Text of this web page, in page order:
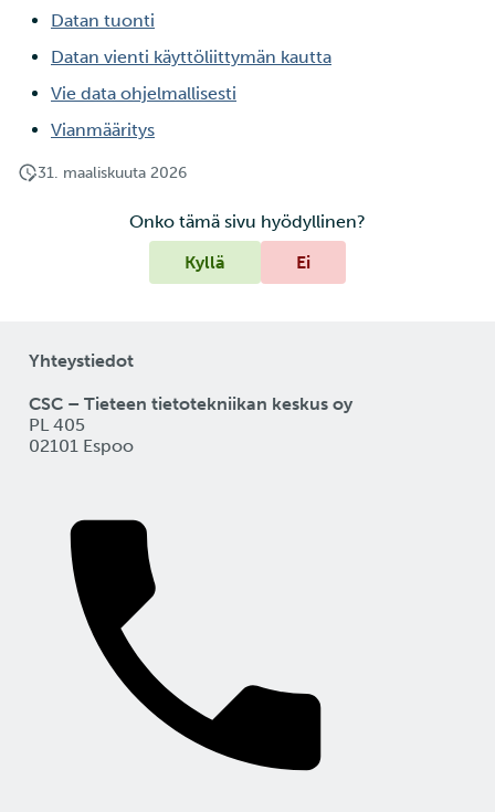
Datan tuonti
Datan vienti käyttöliittymän kautta
Vie data ohjelmallisesti
Vianmääritys
31. maaliskuuta 2026
Onko tämä sivu hyödyllinen?
Kyllä
Ei
Yhteystiedot
CSC – Tieteen tietotekniikan keskus oy
PL 405
02101 Espoo